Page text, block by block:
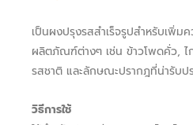
เป็นผงปรุงรสสำเร็จรูปสำหรับเพิ่ม
ผลิตภัณฑ์ต่างๆ เช่น ข้าวโพดคั่ว,
รสชาติ และลักษณะปรากฎที่น่ารับป
​วิธีการใช้